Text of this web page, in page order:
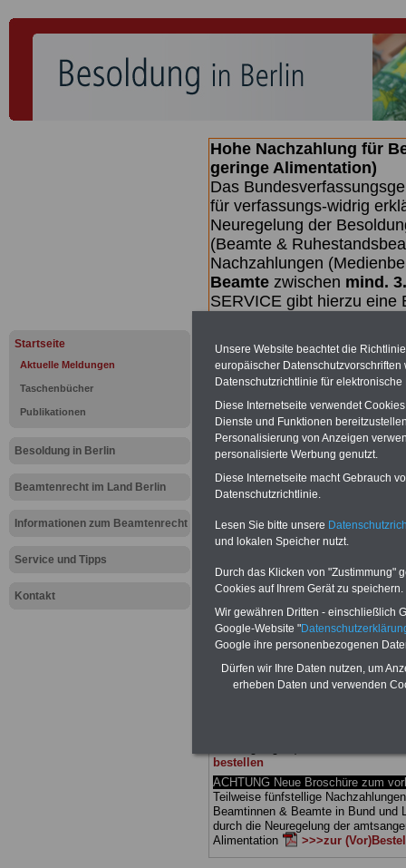
Startseite
Aktuelle Meldungen
Taschenbücher
Publikationen
Besoldung in Berlin
Beamtenrecht im Land Berlin
Informationen zum Beamtenrecht
Service und Tipps
Kontakt
Hohe Nachzahlung für
geringe Alimentation)
Das
für verfassungs-widrig
Neuregelung der
(Beamte &
Nachzahlungen
Beamte zwischen mind.
SERVICE gibt hierzu eine
Broschüre.
Meldung
(EuGH)
BEHÖRDEN-ABOmit drei
25,00 Euro: Wissenswertes für
und Beamte, Beamten-
(Bund/Länder) sowie Beihilferecht
Ländern. Alle drei Ratgeber sind
gegliedert und erläutern auch komp-
bestellen
ACHTUNG Neue Broschüre zum
Teilweise fünfstellige
Beamtinnen & Beamte in Bund und
durch die Neuregelung der
Alimentation
>>>zur
Unsere Website beachtet die
europäischer
Datenschutzrichtlinie für
Diese Internetseite verwendet
Dienste und Funktionen
Personalisierung von Anzeigen
personalisierte Werbung genutzt.
Diese Internetseite macht Gebrauch
Datenschutzrichtlinie.
Lesen Sie bitte unsere
und lokalen Speicher nutzt.
Durch das Klicken von "Zustimmung"
Cookies auf Ihrem Gerät zu speichern.
Wir gewähren Dritten - einschließlich
Google-Website "
Google ihre personenbezogenen
Dürfen wir Ihre Daten nutzen, um
erheben Daten und verwenden